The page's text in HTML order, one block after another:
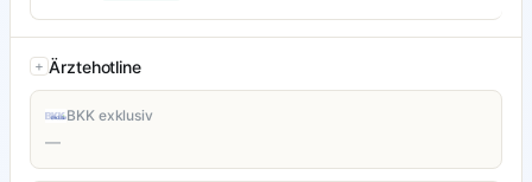
Ärztehotline
BKK exklusiv
—